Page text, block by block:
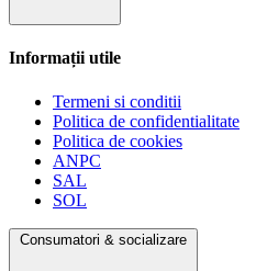
Informații utile
Termeni si conditii
Politica de confidentialitate
Politica de cookies
ANPC
SAL
SOL
Consumatori & socializare